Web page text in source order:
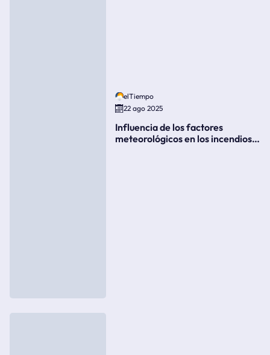
elTiempo
22 ago 2025
Influencia de los factores
meteorológicos en los incendios